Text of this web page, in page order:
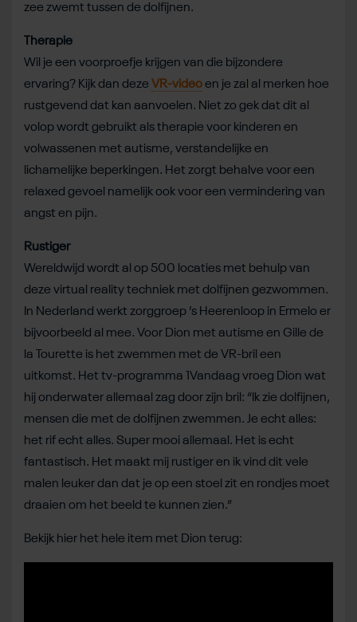
zee zwemt tussen de dolfijnen.
Therapie
Wil je een voorproefje krijgen van die bijzondere
ervaring? Kijk dan deze VR-videoen je zal al merken hoe
rustgevend dat kan aanvoelen. Niet zo gek dat dit al
volop wordt gebruikt als therapie voor kinderen en
volwassenen met autisme, verstandelijke en
lichamelijke beperkingen. Het zorgt behalve voor een
relaxed gevoel namelijk ook voor een vermindering van
angst en pijn.
Rustiger
Wereldwijd wordt al op 500 locaties met behulp van
deze virtual reality techniek met dolfijnen gezwommen.
In Nederland werkt zorggroep ’s Heerenloop in Ermelo er
bijvoorbeeld al mee. Voor Dion met autisme en Gille de
la Tourette is het zwemmen met de VR-bril een
uitkomst. Het tv-programma 1Vandaag vroeg Dion wat
hij onderwater allemaal zag door zijn bril: “Ik zie dolfijnen,
mensen die met de dolfijnen zwemmen. Je echt alles:
het rif echt alles. Super mooi allemaal. Het is echt
fantastisch. Het maakt mij rustiger en ik vind dit vele
malen leuker dan dat je op een stoel zit en rondjes moet
draaien om het beeld te kunnen zien.”
Bekijk hier het hele item met Dion terug: